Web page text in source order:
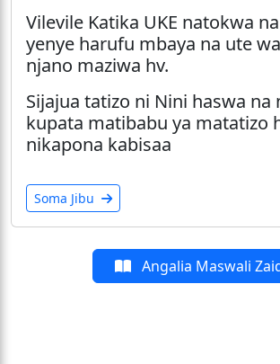
Vilevile Katika UKE natokwa
yenye harufu mbaya na ute
njano maziwa hv.
Sijajua tatizo ni Nini haswa na
kupata matibabu ya matatizo
nikapona kabisaa
Soma Jibu
Angalia Maswali